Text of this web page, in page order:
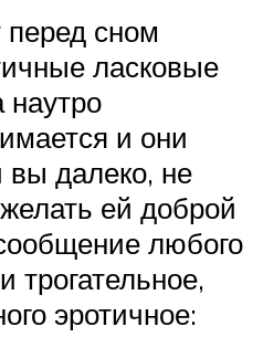
сном
ласковые
наутро
и они
далеко, не
ей доброй
любого
эротичное: